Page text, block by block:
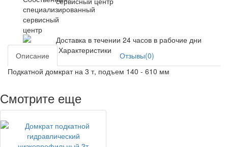
Доставка в течении 24 часов в рабочие дни
Описание
Характеристики
Отзывы(0)
Подкатной домкрат на 3 т, подъем 140 - 610 мм
Смотрите еще